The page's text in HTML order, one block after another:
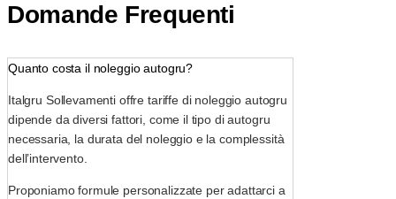
Domande Frequenti
Quanto costa il noleggio autogru?
Italgru Sollevamenti offre tariffe di noleggio autogru
dipende da diversi fattori, come il tipo di autogru
necessaria, la durata del noleggio e la complessità
dell’intervento.
Proponiamo formule personalizzate per adattarci a